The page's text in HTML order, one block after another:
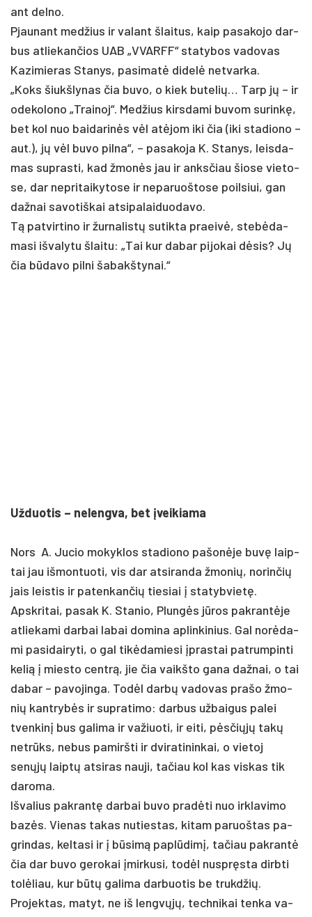
ant del­no.
Pjau­nant med­žius ir va­lant šlai­tus, kaip pa­sa­ko­jo dar­
bus at­lie­kan­čios UAB „VVARFF“ sta­ty­bos va­do­vas
Ka­zi­mie­ras Sta­nys, pa­si­matė di­delė ne­tvar­ka.
„Koks šiukš­ly­nas čia bu­vo, o kiek bu­te­lių… Tarp jų – ir
ode­ko­lo­no „Trai­noj“. Med­žius kirs­da­mi bu­vom su­rinkę,
bet kol nuo bai­da­rinės vėl at­ėjom iki čia (iki sta­dio­no –
aut.), jų vėl bu­vo pil­na“, – pa­sa­ko­ja K. Sta­nys, leis­da­
mas su­pras­ti, kad žmonės jau ir anks­čiau šio­se vie­to­
se, dar ne­pri­tai­ky­to­se ir ne­pa­ruoš­to­se poil­siui, gan
daž­nai sa­vo­tiš­kai at­si­pa­lai­duo­da­vo.
Tą pa­tvir­ti­no ir žur­na­listų su­tik­ta praeivė, stebė­da­
ma­si iš­va­ly­tu šlai­tu: „Tai kur da­bar pi­jo­kai dėsis? Jų
čia būda­vo pil­ni ša­bakš­ty­nai.“
Už­duo­tis – neleng­va, bet įvei­kia­ma
Nors A. Ju­cio mo­kyk­los sta­dio­no pa­šonė­je buvę laip­
tai jau iš­mon­tuo­ti, vis dar at­si­ran­da žmo­nių, no­rin­čių
jais leis­tis ir pa­ten­kan­čių tie­siai į sta­tyb­vietę.
Apsk­ri­tai, pa­sak K. Sta­nio, Plungės jūros pa­krantė­je
at­lie­ka­mi dar­bai la­bai do­mi­na ap­lin­ki­nius. Gal norė­da­
mi pa­si­dai­ry­ti, o gal tikė­da­mie­si įpras­tai pa­trum­pin­ti
ke­lią į mies­to centrą, jie čia vaikš­to ga­na daž­nai, o tai
da­bar – pa­vo­jin­ga. Todėl darbų va­do­vas pra­šo žmo­
nių kant­rybės ir su­pra­ti­mo: dar­bus už­bai­gus pa­lei
tven­kinį bus ga­li­ma ir va­žiuo­ti, ir ei­ti, pėsčiųjų takų
ne­trūks, ne­bus pa­mirš­ti ir dvi­ra­ti­nin­kai, o vie­toj
senųjų laiptų at­si­ras nau­ji, ta­čiau kol kas vis­kas tik
da­ro­ma.
Iš­va­lius pa­krantę dar­bai bu­vo pra­dėti nuo irk­la­vi­mo
bazės. Vie­nas ta­kas nu­ties­tas, ki­tam pa­ruoš­tas pa­
grin­das, kel­ta­si ir į būsimą pa­plūdimį, ta­čiau pa­krantė
čia dar bu­vo ge­ro­kai įmir­ku­si, todėl nu­spręsta dirb­ti
tolė­liau, kur būtų ga­li­ma dar­buo­tis be trukd­žių.
Pro­jek­tas, ma­tyt, ne iš lengvųjų, tech­ni­kai ten­ka va­